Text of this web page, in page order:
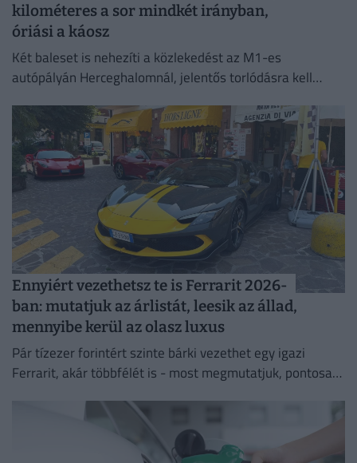
kilométeres a sor mindkét irányban,
óriási a káosz
Két baleset is nehezíti a közlekedést az M1-es
autópályán Herceghalomnál, jelentős torlódásra kell
Ennyiért vezethetsz te is Ferrarit 2026-
ban: mutatjuk az árlistát, leesik az állad,
mennyibe kerül az olasz luxus
Pár tízezer forintért szinte bárki vezethet egy igazi
Ferrarit, akár többfélét is - most megmutatjuk, pontosan